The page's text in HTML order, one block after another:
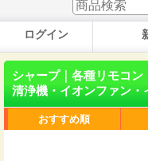
ログイン
シャープ｜各種リモコ
清浄機・イオンファン
おすすめ順